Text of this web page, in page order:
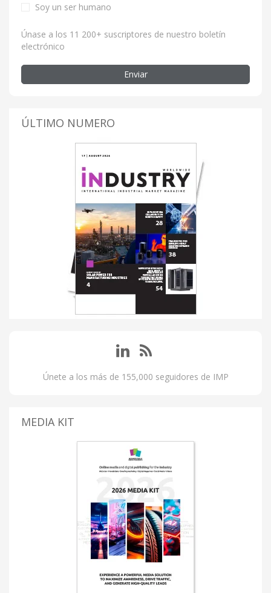
Soy un ser humano
Únase a los 11 200+ suscriptores de nuestro boletín
electrónico
Enviar
ÚLTIMO NUMERO
Únete a los más de 155,000 seguidores de IMP
MEDIA KIT